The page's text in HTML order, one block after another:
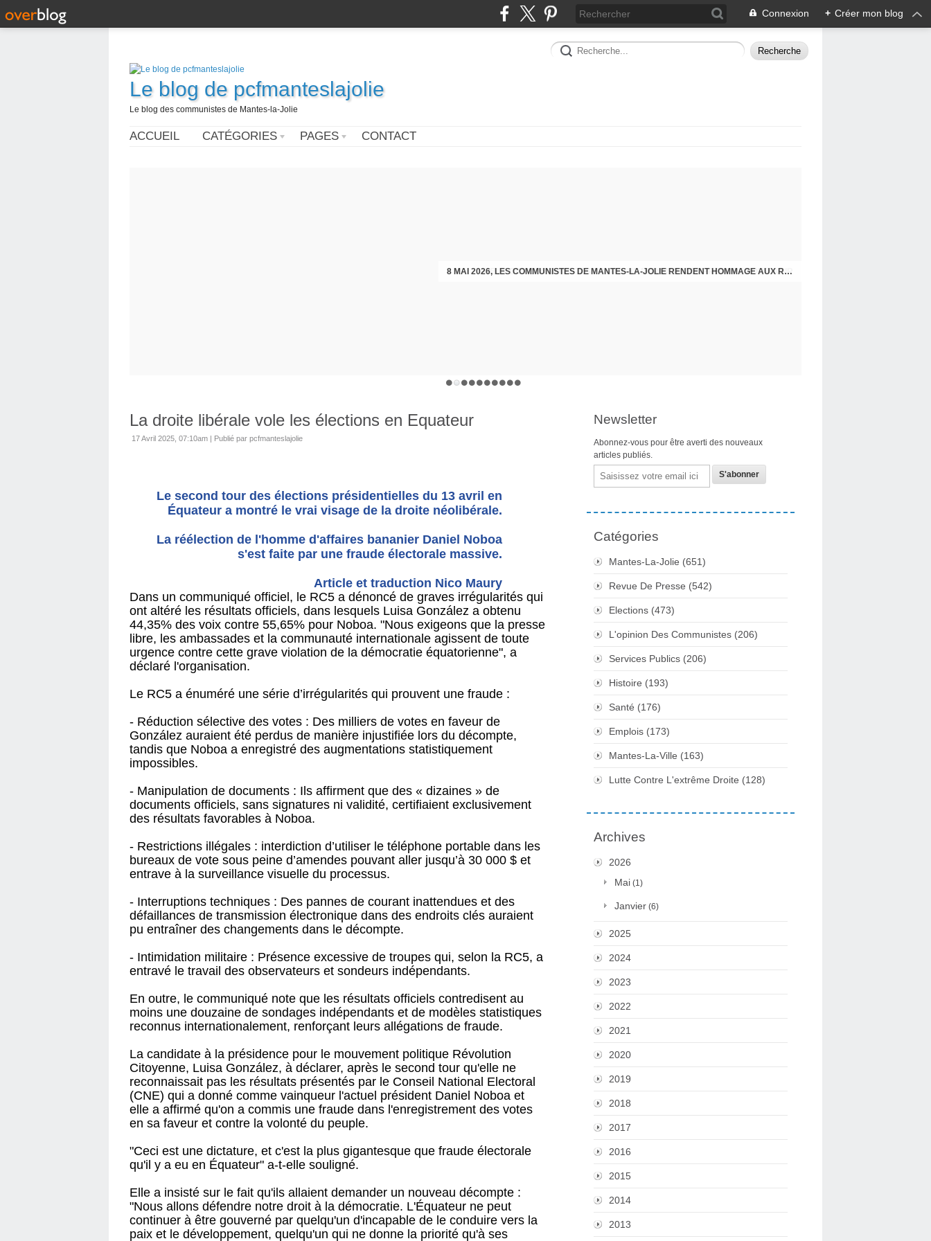
Connexion + Créer mon blog
Le blog de pcfmanteslajolie
Le blog des communistes de Mantes-la-Jolie
ACCUEIL CATÉGORIES PAGES CONTACT
8 MAI 2026, LES COMMUNISTES DE MANTES-LA-JOLIE RENDENT HOMMAGE AUX RÉSISTANTS.
VOEUX DES COMMUNISTES DIMANCHE DERNIER. COMPRENDRE POUR AGIR
La droite libérale vole les élections en Equateur
17 Avril 2025, 07:10am | Publié par pcfmanteslajolie
Le second tour des élections présidentielles du 13 avril en
Équateur a montré le vrai visage de la droite néolibérale.
La réélection de l'homme d'affaires bananier Daniel Noboa
s'est faite par une fraude électorale massive.
Article et traduction Nico Maury
Dans un communiqué officiel, le RC5 a dénoncé de graves irrégularités qui
ont altéré les résultats officiels, dans lesquels Luisa González a obtenu
44,35% des voix contre 55,65% pour Noboa. "Nous exigeons que la presse
libre, les ambassades et la communauté internationale agissent de toute
urgence contre cette grave violation de la démocratie équatorienne", a
déclaré l'organisation.
Le RC5 a énuméré une série d’irrégularités qui prouvent une fraude :
- Réduction sélective des votes : Des milliers de votes en faveur de
González auraient été perdus de manière injustifiée lors du décompte,
tandis que Noboa a enregistré des augmentations statistiquement
impossibles.
- Manipulation de documents : Ils affirment que des « dizaines » de
documents officiels, sans signatures ni validité, certifiaient exclusivement
des résultats favorables à Noboa.
- Restrictions illégales : interdiction d’utiliser le téléphone portable dans les
bureaux de vote sous peine d’amendes pouvant aller jusqu’à 30 000 $ et
entrave à la surveillance visuelle du processus.
- Interruptions techniques : Des pannes de courant inattendues et des
défaillances de transmission électronique dans des endroits clés auraient
pu entraîner des changements dans le décompte.
- Intimidation militaire : Présence excessive de troupes qui, selon la RC5, a
entravé le travail des observateurs et sondeurs indépendants.
En outre, le communiqué note que les résultats officiels contredisent au
moins une douzaine de sondages indépendants et de modèles statistiques
reconnus internationalement, renforçant leurs allégations de fraude.
La candidate à la présidence pour le mouvement politique Révolution
Citoyenne, Luisa González, à déclarer, après le second tour qu'elle ne
reconnaissait pas les résultats présentés par le Conseil National Electoral
(CNE) qui a donné comme vainqueur l'actuel président Daniel Noboa et
elle a affirmé qu'on a commis une fraude dans l'enregistrement des votes
en sa faveur et contre la volonté du peuple.
"Ceci est une dictature, et c'est la plus gigantesque que fraude électorale
qu'il y a eu en Équateur" a-t-elle souligné.
Elle a insisté sur le fait qu'ils allaient demander un nouveau décompte :
"Nous allons défendre notre droit à la démocratie. L'Équateur ne peut
continuer à être gouverné par quelqu'un d'incapable de le conduire vers la
paix et le développement, quelqu'un qui ne donne la priorité qu'à ses
Newsletter
Abonnez-vous pour être averti des nouveaux
articles publiés.
Email
Catégories
Mantes-La-Jolie (651)
Revue De Presse (542)
Elections (473)
L'opinion Des Communistes (206)
Services Publics (206)
Histoire (193)
Santé (176)
Emplois (173)
Mantes-La-Ville (163)
Lutte Contre L'extrême Droite (128)
Archives
2026
Mai (1)
Janvier (6)
2025
2024
2023
2022
2021
2020
2019
2018
2017
2016
2015
2014
2013